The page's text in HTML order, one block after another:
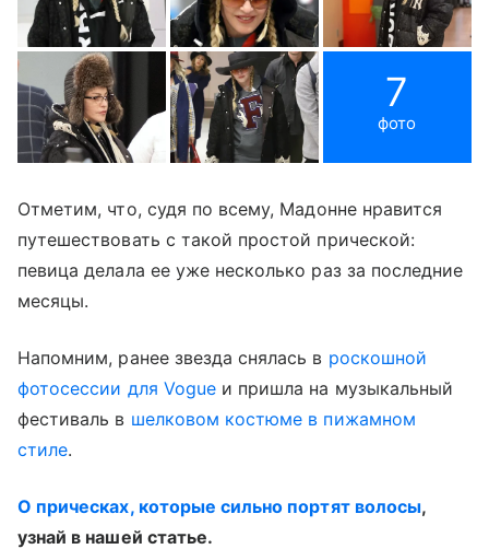
7
фото
Отметим, что, судя по всему, Мадонне нравится
путешествовать с такой простой прической:
певица делала ее уже несколько раз за последние
месяцы.
Напомним, ранее звезда снялась в роскошной
фотосессии для Vogueи пришла на музыкальный
фестиваль в шелковом костюме в пижамном
стиле.
О прическах, которые сильно портят волосы,
узнай в нашей статье.